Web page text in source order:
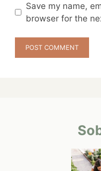
Save my name,
browser for the